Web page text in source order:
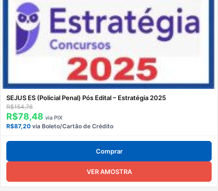
SEJUS ES (Policial Penal) Pós Edital – Estratégia 2025
R$154,76
R$78,48 via PIX
R$87,20 via Boleto/Cartão de Crédito
Comprar
VER AMOSTRA